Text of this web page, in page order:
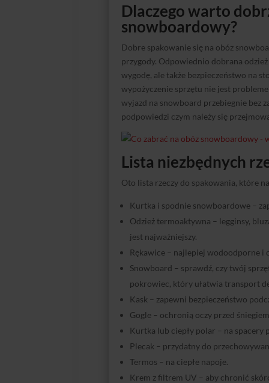
Dlaczego warto
snowboardowy?
Dobre spakowanie się na obóz
przygody. Odpowiednio dobrana
wygodę, ale także bezpieczeństwo na
wypożyczenie sprzętu nie jest
wyjazd na snowboard przebiegnie bez
podpowiedzi czym należy się
Lista niezbędnych
Oto lista rzeczy do spakowania, które
Kurtka i spodnie snowboardowe –
Odzież termoaktywna – legginsy,
jest najważniejszy.
Rękawice – najlepiej wodoodporne i
Snowboard – sprawdź, czy twój
pokrowiec, który ułatwia transport
Kask – zapewni bezpieczeństwo
Gogle – ochronią oczy przed
Kurtka lub ciepły polar – na spacery
Plecak – przydatny do
Termos – na ciepłe napoje.
Krem z filtrem UV – aby chronić